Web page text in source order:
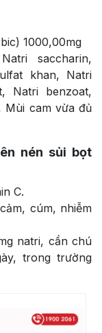
1000,00mg
saccharin,
khan, Natri
Natri benzoat,
Mùi cam vừa đủ
nén sủi bọt
C.
cúm, nhiễm
natri, cần chú
trong trường